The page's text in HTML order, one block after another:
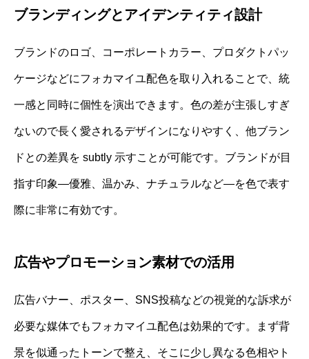
ブランディングとアイデンティティ設計
ブランドのロゴ、コーポレートカラー、プロダクトパッ
ケージなどにフォカマイユ配色を取り入れることで、統
一感と同時に個性を演出できます。色の差が主張しすぎ
ないので長く愛されるデザインになりやすく、他ブラン
ドとの差異を subtly 示すことが可能です。ブランドが目
指す印象—優雅、温かみ、ナチュラルなど—を色で表す
際に非常に有効です。
広告やプロモーション素材での活用
広告バナー、ポスター、SNS投稿などの視覚的な訴求が
必要な媒体でもフォカマイユ配色は効果的です。まず背
景を似通ったトーンで整え、そこに少し異なる色相やト